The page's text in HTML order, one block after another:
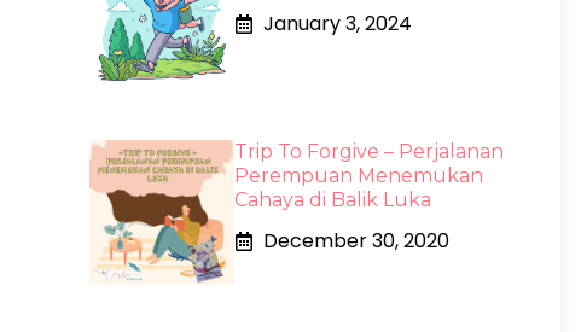
January 3, 2024
Trip To Forgive – Perjalanan
Perempuan Menemukan
Cahaya di Balik Luka
December 30, 2020